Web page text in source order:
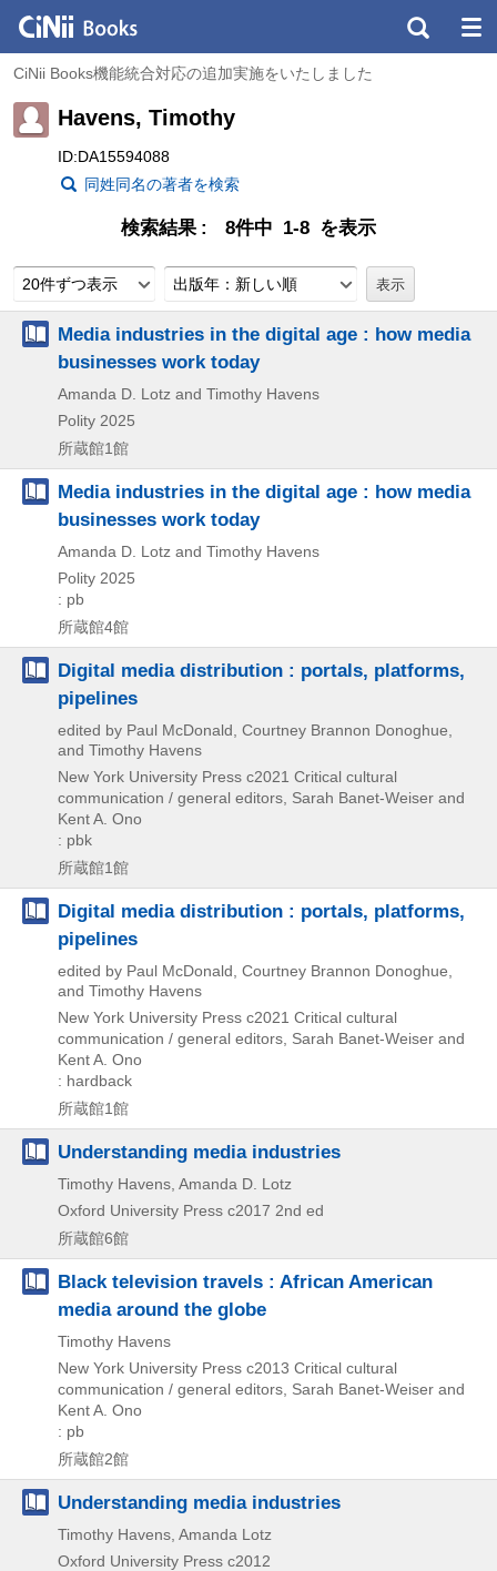
CiNii Books機能統合対応の追加実施をいたしました
Havens, Timothy
ID:DA15594088
同姓同名の著者を検索
検索結果 8件中 1-8 を表示
20件ずつ表示 出版年：新しい順
Media industries in the digital age : how media
businesses work today
Amanda D. Lotz and Timothy Havens
Polity 2025
所蔵館1館
Media industries in the digital age : how media
businesses work today
Amanda D. Lotz and Timothy Havens
Polity 2025
: pb
所蔵館4館
Digital media distribution : portals, platforms,
pipelines
edited by Paul McDonald, Courtney Brannon Donoghue,
and Timothy Havens
New York University Press c2021 Critical cultural
communication / general editors, Sarah Banet-Weiser and
Kent A. Ono
: pbk
所蔵館1館
Digital media distribution : portals, platforms,
pipelines
edited by Paul McDonald, Courtney Brannon Donoghue,
and Timothy Havens
New York University Press c2021 Critical cultural
communication / general editors, Sarah Banet-Weiser and
Kent A. Ono
: hardback
所蔵館1館
Understanding media industries
Timothy Havens, Amanda D. Lotz
Oxford University Press c2017 2nd ed
所蔵館6館
Black television travels : African American
media around the globe
Timothy Havens
New York University Press c2013 Critical cultural
communication / general editors, Sarah Banet-Weiser and
Kent A. Ono
: pb
所蔵館2館
Understanding media industries
Timothy Havens, Amanda Lotz
Oxford University Press c2012